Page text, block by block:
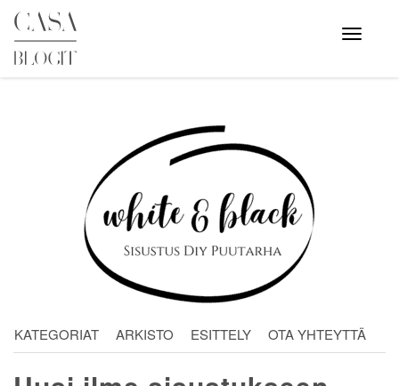
Skip
content
Avaa
valikko
KATEGORIAT ARKISTO ESITTELY OTA YHTEYTTÄ